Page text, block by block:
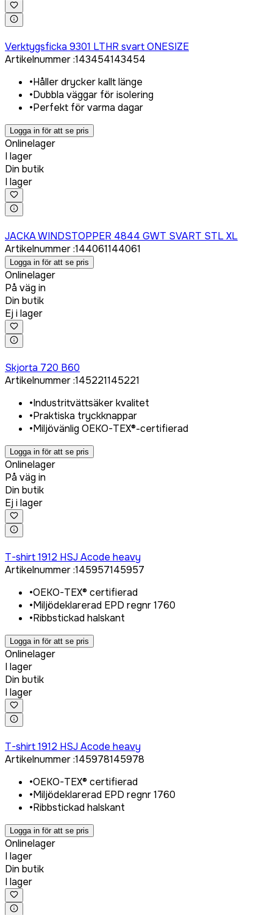
Verktygsficka 9301 LTHR svart ONESIZE
Artikelnummer:143454143454
•Håller drycker kallt länge
•Dubbla väggar för isolering
•Perfekt för varma dagar
Logga in för att se pris
Onlinelager
I lager
Din butik
I lager
JACKA WINDSTOPPER 4844 GWT SVART STL XL
Artikelnummer:144061144061
Logga in för att se pris
Onlinelager
På väg in
Din butik
Ej i lager
Skjorta 720 B60
Artikelnummer:145221145221
•Industritvättsäker kvalitet
•Praktiska tryckknappar
•Miljövänlig OEKO-TEX®-certifierad
Logga in för att se pris
Onlinelager
På väg in
Din butik
Ej i lager
T-shirt 1912 HSJ Acode heavy
Artikelnummer:145957145957
•OEKO-TEX® certifierad
•Miljödeklarerad EPD regnr 1760
•Ribbstickad halskant
Logga in för att se pris
Onlinelager
I lager
Din butik
I lager
T-shirt 1912 HSJ Acode heavy
Artikelnummer:145978145978
•OEKO-TEX® certifierad
•Miljödeklarerad EPD regnr 1760
•Ribbstickad halskant
Logga in för att se pris
Onlinelager
I lager
Din butik
I lager